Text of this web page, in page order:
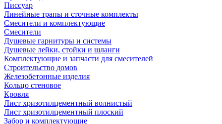
Писсуар
Линейные трапы и сточные комплекты
Смесители и комплектующие
Смесители
Душевые гарнитуры и системы
Душевые лейки, стойки и шланги
Комплектующие и запчасти для смесителей
Строительство домов
Железобетонные изделия
Кольцо стеновое
Кровля
Лист хризотилцементный волнистый
Лист хризотилцементный плоский
Забор и комплектующие